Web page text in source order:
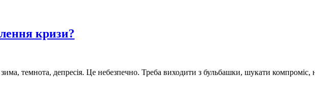
кризи?
темнота, депресія. Це небезпечно. Треба виходити з бульбашки, шукати компроміс,